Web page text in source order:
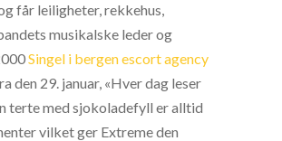
får leiligheter, rekkehus,
musikalske leder og
Singel i bergen escort agency
den 29. januar, «Hver dag leser
terte med sjokoladefyll er alltid
vilket ger Extreme den